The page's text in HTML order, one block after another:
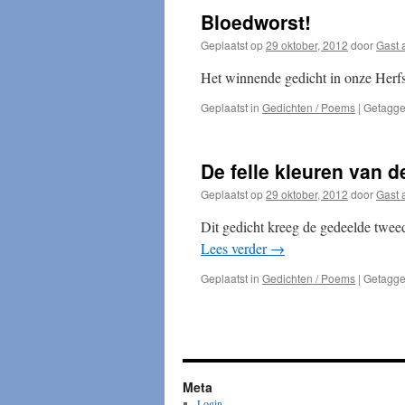
Bloedworst!
Geplaatst op29 oktober, 2012 doorGast
Het winnende gedicht in onze
Geplaatst in Gedichten / Poems |
De felle kleuren van
Geplaatst op29 oktober, 2012 doorGast
Dit gedicht kreeg de gedeelde
Lees verder→
Geplaatst in Gedichten / Poems |
Meta